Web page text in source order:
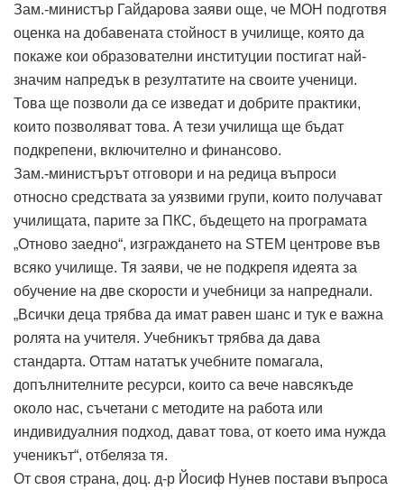
Зам.-министър Гайдарова заяви още, че МОН подготвя
оценка на добавената стойност в училище, която да
покаже кои образователни институции постигат най-
значим напредък в резултатите на своите ученици.
Това ще позволи да се изведат и добрите практики,
които позволяват това. А тези училища ще бъдат
подкрепени, включително и финансово.
Зам.-министърът отговори и на редица въпроси
относно средствата за уязвими групи, които получават
училищата, парите за ПКС, бъдещето на програмата
„Отново заедно“, изграждането на STEM центрове във
всяко училище. Тя заяви, че не подкрепя идеята за
обучение на две скорости и учебници за напреднали.
„Всички деца трябва да имат равен шанс и тук е важна
ролята на учителя. Учебникът трябва да дава
стандарта. Оттам нататък учебните помагала,
допълнителните ресурси, които са вече навсякъде
около нас, съчетани с методите на работа или
индивидуалния подход, дават това, от което има нужда
ученикът“, отбеляза тя.
От своя страна, доц. д-р Йосиф Нунев постави въпроса